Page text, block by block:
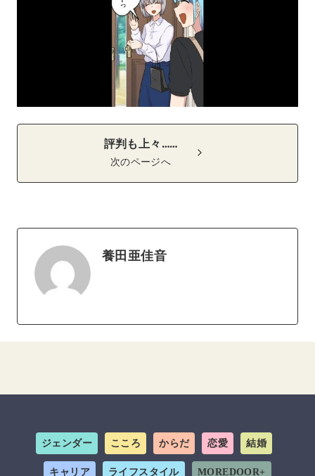
評判も上々……
次のページへ
養田亜佳音
ジェンダー こころ からだ 恋愛 結婚
キャリア ライフスタイル MOREDOOR+